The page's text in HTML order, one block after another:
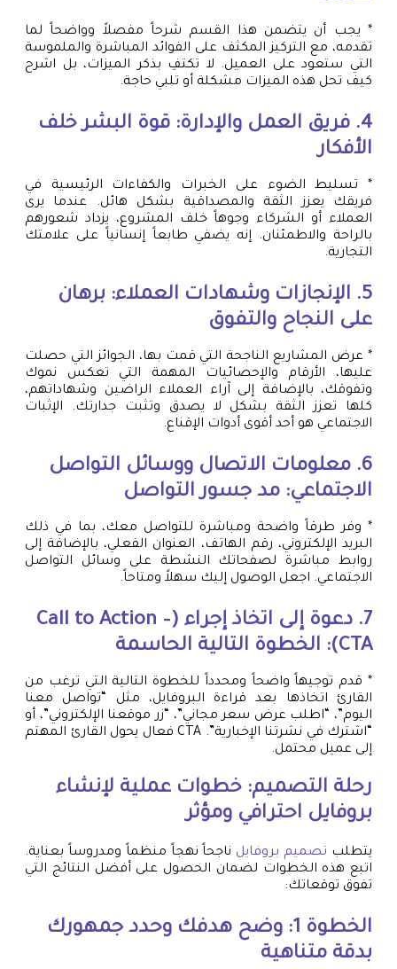
* يجب أن يتضمن هذا القسم شرحاً مفصلاً وواضحاً لما
تقدمه، مع التركيز المكثف على الفوائد المباشرة والملموسة
التي ستعود على العميل. لا تكتفِ بذكر الميزات، بل اشرح
كيف تحل هذه الميزات مشكلة أو تلبي حاجة.
4. فريق العمل والإدارة: قوة البشر خلف
الأفكار
* تسليط الضوء على الخبرات والكفاءات الرئيسية في
فريقك يعزز الثقة والمصداقية بشكل هائل. عندما يرى
العملاء أو الشركاء وجوهاً خلف المشروع، يزداد شعورهم
بالراحة والاطمئنان. إنه يضفي طابعاً إنسانياً على علامتك
التجارية.
5. الإنجازات وشهادات العملاء: برهان
على النجاح والتفوق
* عرض المشاريع الناجحة التي قمت بها، الجوائز التي حصلت
عليها، الأرقام والإحصائيات المهمة التي تعكس نموك
وتفوقك، بالإضافة إلى آراء العملاء الراضين وشهاداتهم،
كلها تعزز الثقة بشكل لا يصدق وتثبت جدارتك. الإثبات
الاجتماعي هو أحد أقوى أدوات الإقناع.
6. معلومات الاتصال ووسائل التواصل
الاجتماعي: مد جسور التواصل
* وفر طرقاً واضحة ومباشرة للتواصل معك، بما في ذلك
البريد الإلكتروني، رقم الهاتف، العنوان الفعلي، بالإضافة إلى
روابط مباشرة لصفحاتك النشطة على وسائل التواصل
الاجتماعي. اجعل الوصول إليك سهلاً ومتاحاً.
7. دعوة إلى اتخاذ إجراء (Call to Action –
CTA): الخطوة التالية الحاسمة
* قدم توجيهاً واضحاً ومحدداً للخطوة التالية التي ترغب من
القارئ اتخاذها بعد قراءة البروفايل، مثل “تواصل معنا
اليوم”، “اطلب عرض سعر مجاني”، “زر موقعنا الإلكتروني”، أو
“اشترك في نشرتنا الإخبارية”. CTA فعال يحول القارئ المهتم
إلى عميل محتمل.
رحلة التصميم: خطوات عملية لإنشاء
بروفايل احترافي ومؤثر
يتطلب تصميم بروفايل ناجحاً نهجاً منظماً ومدروساً بعناية.
اتبع هذه الخطوات لضمان الحصول على أفضل النتائج التي
تفوق توقعاتك:
الخطوة 1: وضح هدفك وحدد جمهورك
بدقة متناهية